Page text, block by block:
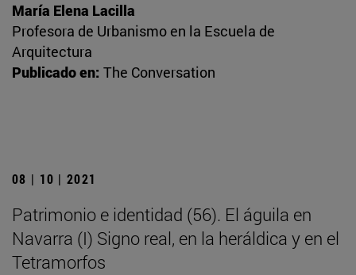
María Elena Lacilla
Profesora de Urbanismo en la Escuela de
Arquitectura
Publicado en: The Conversation
08 | 10 | 2021
Patrimonio e identidad (56). El águila en
Navarra (I) Signo real, en la heráldica y en el
Tetramorfos